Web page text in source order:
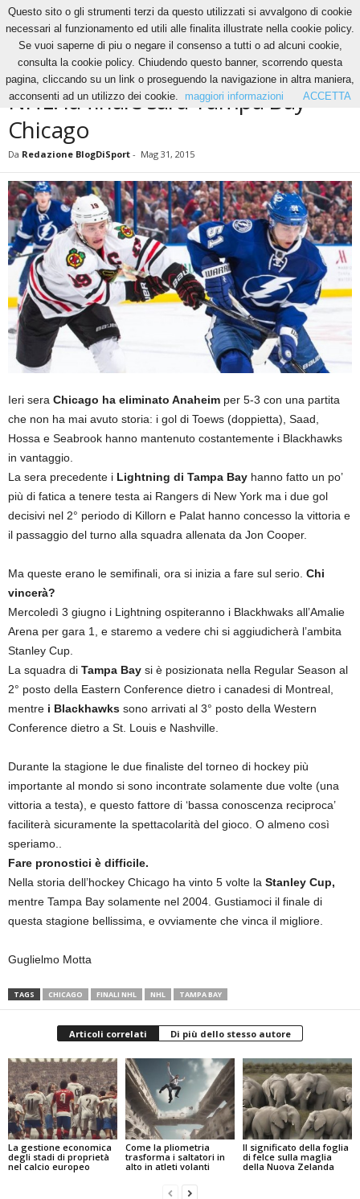
Altri Sport NHL: la finale sarà Tampa Bay-Chicago
ALTRI SPORT NEWS
NHL: la finale sarà Tampa Bay-
Chicago
Da Redazione BlogDiSport - Mag 31, 2015
Ieri sera Chicago ha eliminato Anaheim per 5-3 con una partita
che non ha mai avuto storia: i gol di Toews (doppietta), Saad,
Hossa e Seabrook hanno mantenuto costantemente i Blackhawks
in vantaggio.
La sera precedente i Lightning di Tampa Bay hanno fatto un po’
più di fatica a tenere testa ai Rangers di New York ma i due gol
decisivi nel 2° periodo di Killorn e Palat hanno concesso la vittoria e
il passaggio del turno alla squadra allenata da Jon Cooper.
Ma queste erano le semifinali, ora si inizia a fare sul serio. Chi
vincerà?
Mercoledì 3 giugno i Lightning ospiteranno i Blackhwaks all’Amalie
Arena per gara 1, e staremo a vedere chi si aggiudicherà l’ambita
Stanley Cup.
La squadra di Tampa Bay si è posizionata nella Regular Season al
2° posto della Eastern Conference dietro i canadesi di Montreal,
mentre i Blackhawks sono arrivati al 3° posto della Western
Conference dietro a St. Louis e Nashville.
Durante la stagione le due finaliste del torneo di hockey più
importante al mondo si sono incontrate solamente due volte (una
vittoria a testa), e questo fattore di ‘bassa conoscenza reciproca’
faciliterà sicuramente la spettacolarità del gioco. O almeno così
speriamo..
Fare pronostici è difficile.
Nella storia dell’hockey Chicago ha vinto 5 volte la Stanley Cup,
mentre Tampa Bay solamente nel 2004. Gustiamoci il finale di
questa stagione bellissima, e ovviamente che vinca il migliore.
Guglielmo Motta
TAGS CHICAGO FINALI NHL NHL TAMPA BAY
Articoli correlati Di più dello stesso autore
La gestione economica
degli stadi di proprietà
nel calcio europeo
Come la pliometria
trasforma i saltatori in
alto in atleti volanti
Il significato della foglia
di felce sulla maglia
della Nuova Zelanda
Questo sito o gli strumenti terzi da questo utilizzati si avvalgono di cookie
necessari al funzionamento ed utili alle finalita illustrate nella cookie policy.
Se vuoi saperne di piu o negare il consenso a tutti o ad alcuni cookie,
consulta la cookie policy. Chiudendo questo banner, scorrendo questa
pagina, cliccando su un link o proseguendo la navigazione in altra maniera,
acconsenti ad un utilizzo dei cookie.
maggiori informazioni ACCETTA